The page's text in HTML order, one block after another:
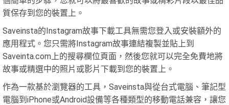
質保存到您的裝置上。
Saveinsta的Instagram故事下載工具無需您登入或安裝額外的
應用程式。您只需將Instagram故事連結複製並貼上到
Saveinta.com上的搜尋欄位頁面，然後您就可以完全免費地將
故事或精選中的照片或影片下載到您的裝置上。
作為一款基於瀏覽器的工具，Saveinsta與從台式電腦、筆記型
電腦到iPhone或Android設備等各種類型的移動電話兼容，讓您